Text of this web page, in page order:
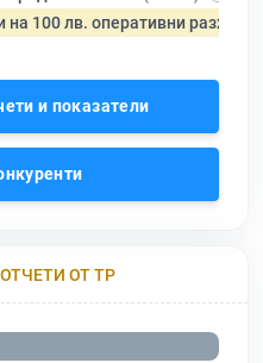
100 лв. оперативни разходи
и показатели
ОТ ТР